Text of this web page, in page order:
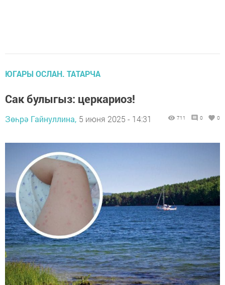
ЮГАРЫ ОСЛАН. ТАТАРЧА
Сак булыгыз: церкариоз!
Зөһрә Гайнуллина, 5 июня 2025 - 14:31 711 0 0